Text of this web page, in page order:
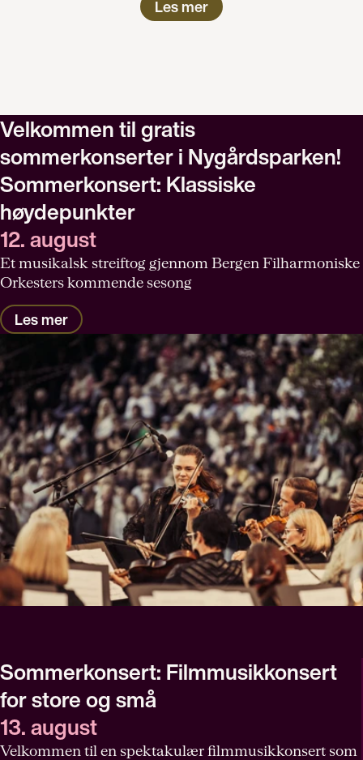
Les mer
Velkommen til gratis
sommerkonserter i Nygårdsparken!
Sommerkonsert: Klassiske
høydepunkter
12. august
Et musikalsk streiftog gjennom Bergen Filharmoniske
Orkesters kommende sesong
Les mer
Sommerkonsert: Filmmusikkonsert
for store og små
13. august
Velkommen til en spektakulær filmmusikkonsert som